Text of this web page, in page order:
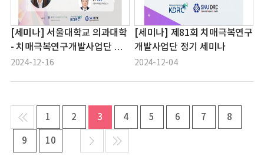
[세미나] 서울대학교 의과대학
- 치매극복연구개발사업단 공
동 심포지움
2024-12-16
[세미나] 제81회 치매극복연구
개발사업단 정기 세미나
2024-12-04
1 2 3 4 5 6 7 8
9 10